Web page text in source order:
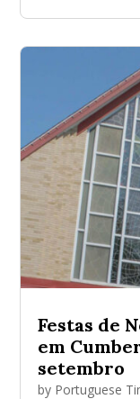
Festas de
em
setembro
by Portuguese